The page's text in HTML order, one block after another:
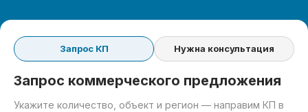
Запрос КП Нужна консультация
Запрос коммерческого предложения
Укажите количество, объект и регион — направим КП в